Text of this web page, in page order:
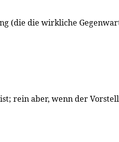
(die die wirkliche
rein aber, wenn der